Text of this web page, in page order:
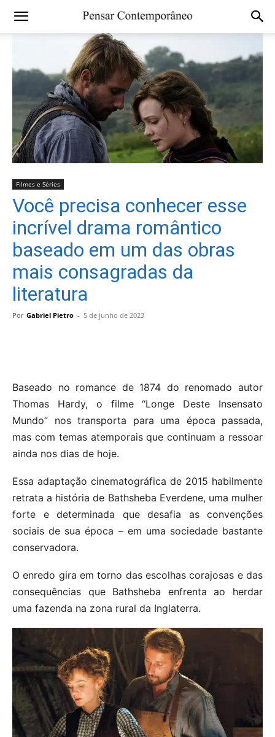
Filmes e Séries
Você precisa conhecer esse
incrível drama romântico
baseado em um das obras
mais consagradas da
literatura
Por Gabriel Pietro - 5 de junho de 2023
Baseado no romance de 1874 do renomado autor
Thomas Hardy, o filme “Longe Deste Insensato
Mundo” nos transporta para uma época passada,
mas com temas atemporais que continuam a ressoar
ainda nos dias de hoje.
Essa adaptação cinematográfica de 2015 habilmente
retrata a história de Bathsheba Everdene, uma mulher
forte e determinada que desafia as convenções
sociais de sua época – em uma sociedade bastante
conservadora.
O enredo gira em torno das escolhas corajosas e das
consequências que Bathsheba enfrenta ao herdar
uma fazenda na zona rural da Inglaterra.